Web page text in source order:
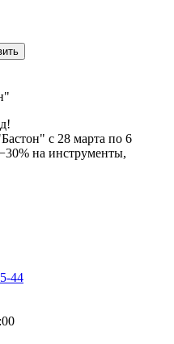
с 28 марта по 6
на инструменты,
44